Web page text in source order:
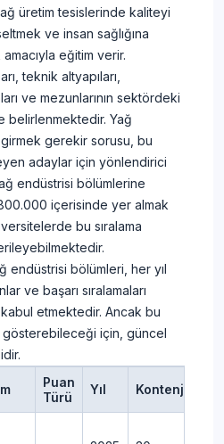
üretim tesislerinde kaliteyi
ve insan sağlığına
eğitim verir.
teknik altyapıları,
ve mezunlarının sektördeki
belirlenmektedir. Yağ
gerekir sorusu, bu
adaylar için yönlendirici
endüstrisi bölümlerine
içerisinde yer almak
bu sıralama
endüstrisi bölümleri, her yıl
ve başarı sıralamaları
etmektedir. Ancak bu
için, güncel
Puan
Türü
Yıl Kontenjan